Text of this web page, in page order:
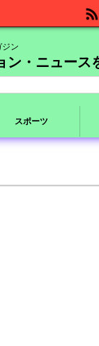
スポーツ
ン
ン・ニュース